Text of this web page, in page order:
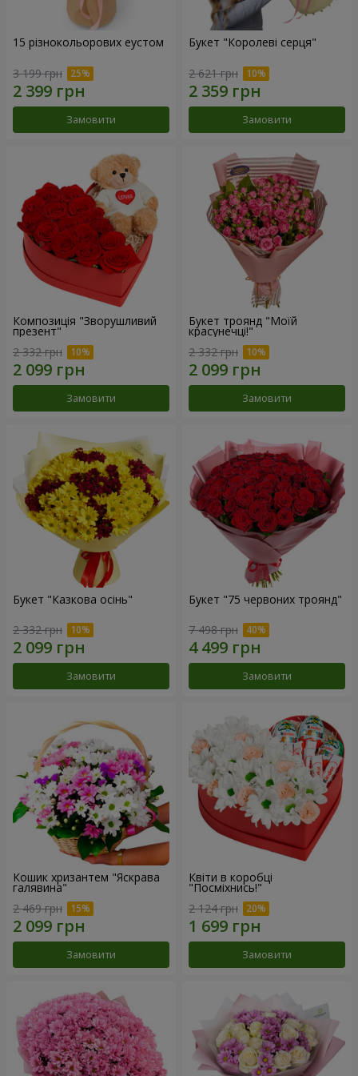
15 різнокольорових еустом
3 199 грн
Замовити
Букет "Королеві серця"
2 621 грн
Замовити
Композиція "Зворушливий
презент"
2 332 грн
Замовити
Букет троянд "Моїй
красунечці!"
2 332 грн
Замовити
Букет "Казкова осінь"
2 332 грн
Замовити
Букет "75 червоних троянд"
7 498 грн
Замовити
Кошик хризантем "Яскрава
галявина"
2 469 грн
Замовити
Квіти в коробці
"Посміхнись!"
2 124 грн
Замовити